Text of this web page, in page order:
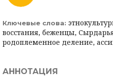
Ключевые слова:
восстания, беженцы,
родоплеменное деление,
АННОТАЦИЯ